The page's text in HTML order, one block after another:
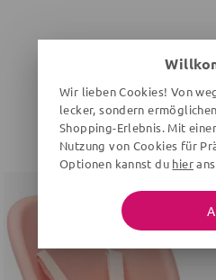
WEITERE
Wir lieben Cookies! Von
lecker, sondern
Shopping-Erlebnis. Mit
Nutzung von Cookies für
Optionen kannst du hier